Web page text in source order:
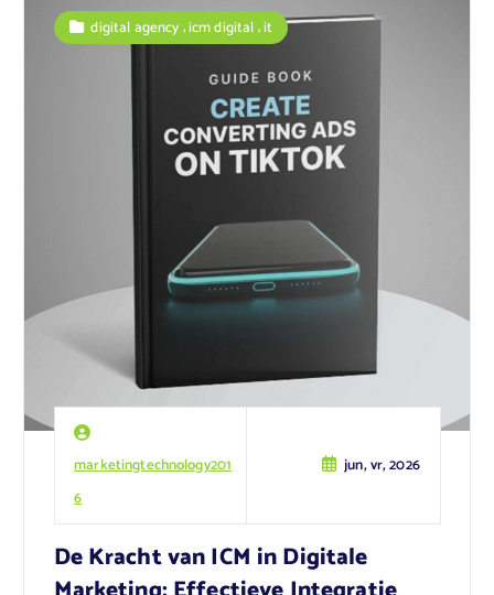
marketingtechnology201
6
jun, vr, 2026
digital agency,icm digital,it
De Kracht van ICM in Digitale